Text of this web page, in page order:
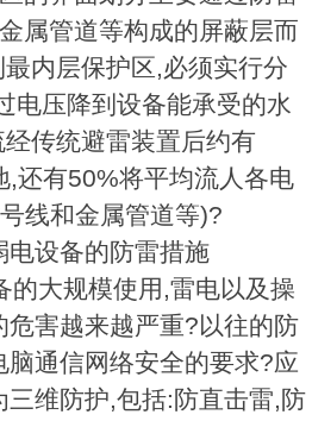
属管道等构成的屏蔽层而
内层保护区,必须实行分
电压降到设备能承受的水
传统避雷装置后约有
,还有50%将平均流人各电
线和金属管道等)?
设备的防雷措施
大规模使用,雷电以及操
害越来越严重?以往的防
通信网络安全的要求?应
三维防护,包括:防直击雷,防